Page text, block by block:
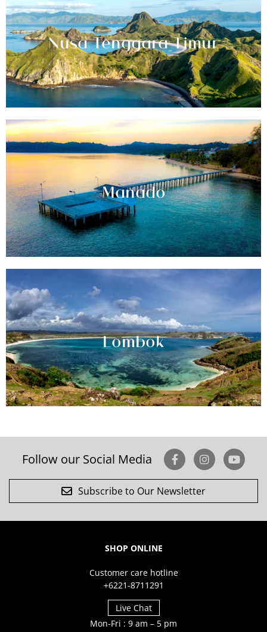
Nusa Tenggara Timur
Manado
Lombok
Follow our Social Media
Subscribe to Our Newsletter
SHOP ONLINE
Customer care hotline
+6221-8711291
Live Chat
Mon-Fri : 9 am – 5 pm